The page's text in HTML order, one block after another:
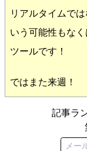
リアルタイムで
いう可能性もな
ツールです！
ではまた来週！
記事ラ